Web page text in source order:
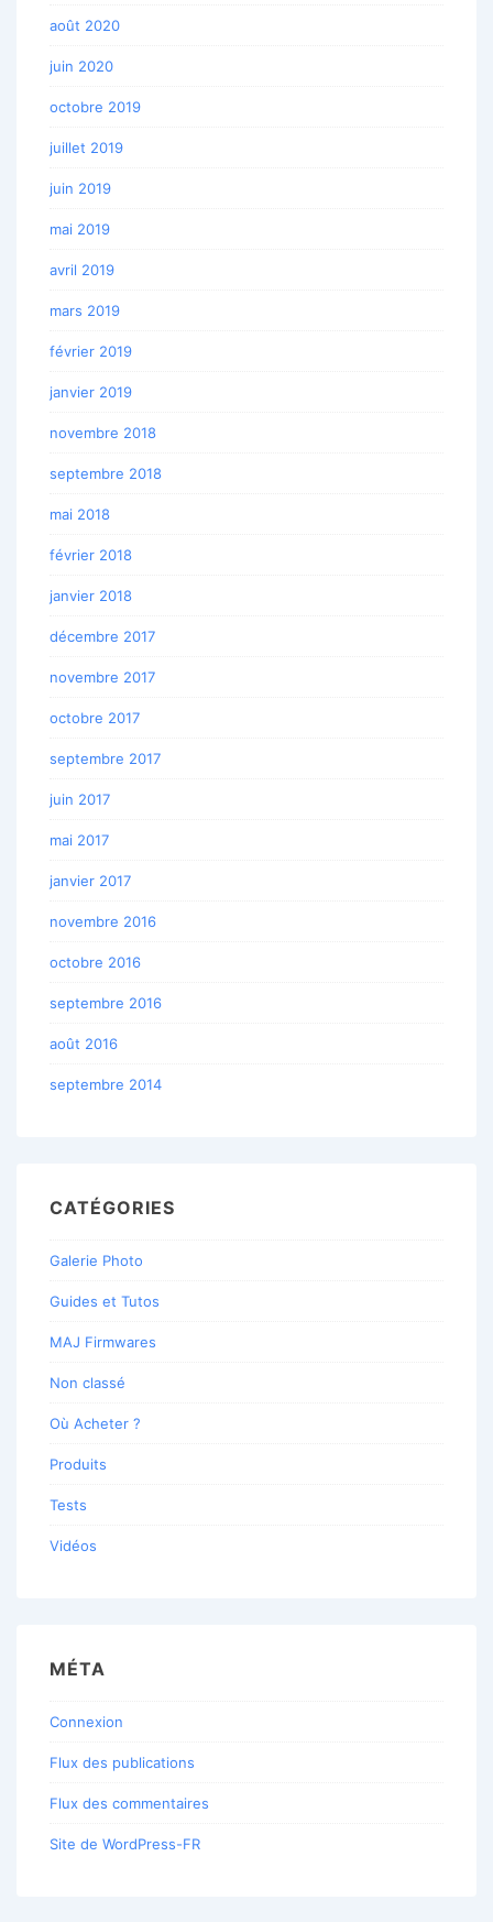
août 2020
juin 2020
octobre 2019
juillet 2019
juin 2019
mai 2019
avril 2019
mars 2019
février 2019
janvier 2019
novembre 2018
septembre 2018
mai 2018
février 2018
janvier 2018
décembre 2017
novembre 2017
octobre 2017
septembre 2017
juin 2017
mai 2017
janvier 2017
novembre 2016
octobre 2016
septembre 2016
août 2016
septembre 2014
CATÉGORIES
Galerie Photo
Guides et Tutos
MAJ Firmwares
Non classé
Où Acheter ?
Produits
Tests
Vidéos
MÉTA
Connexion
Flux des publications
Flux des commentaires
Site de WordPress-FR